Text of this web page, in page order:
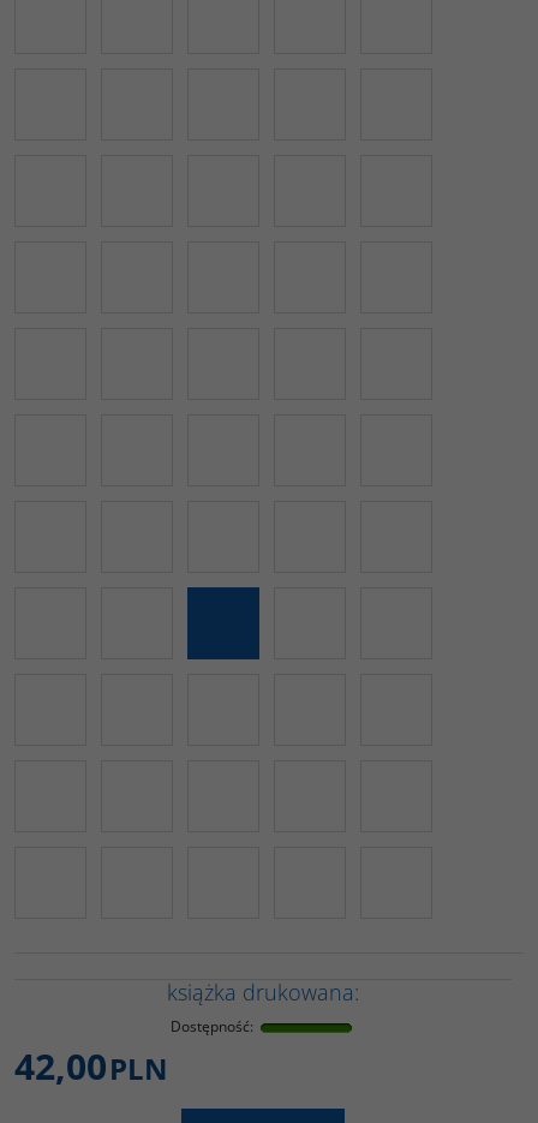
książka drukowana:
Dostępność:
42,00PLN